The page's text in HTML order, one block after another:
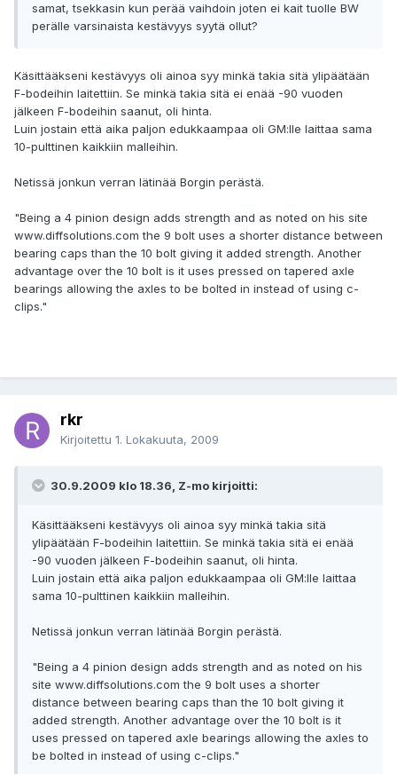
samat, tsekkasin kun perää vaihdoin joten ei kait tuolle BW
perälle varsinaista kestävyys syytä ollut?
Käsittääkseni kestävyys oli ainoa syy minkä takia sitä ylipäätään
F-bodeihin laitettiin. Se minkä takia sitä ei enää -90 vuoden
jälkeen F-bodeihin saanut, oli hinta.
Luin jostain että aika paljon edukkaampaa oli GM:lle laittaa sama
10-pulttinen kaikkiin malleihin.
Netissä jonkun verran lätinää Borgin perästä.
"Being a 4 pinion design adds strength and as noted on his site
www.diffsolutions.com the 9 bolt uses a shorter distance between
bearing caps than the 10 bolt giving it added strength. Another
advantage over the 10 bolt is it uses pressed on tapered axle
bearings allowing the axles to be bolted in instead of using c-
clips."
rkr
Kirjoitettu 1. Lokakuuta, 2009
30.9.2009 klo 18.36, Z-mo kirjoitti:
Käsittääkseni kestävyys oli ainoa syy minkä takia sitä
ylipäätään F-bodeihin laitettiin. Se minkä takia sitä ei enää
-90 vuoden jälkeen F-bodeihin saanut, oli hinta.
Luin jostain että aika paljon edukkaampaa oli GM:lle laittaa
sama 10-pulttinen kaikkiin malleihin.
Netissä jonkun verran lätinää Borgin perästä.
"Being a 4 pinion design adds strength and as noted on his
site www.diffsolutions.com the 9 bolt uses a shorter
distance between bearing caps than the 10 bolt giving it
added strength. Another advantage over the 10 bolt is it
uses pressed on tapered axle bearings allowing the axles to
be bolted in instead of using c-clips."